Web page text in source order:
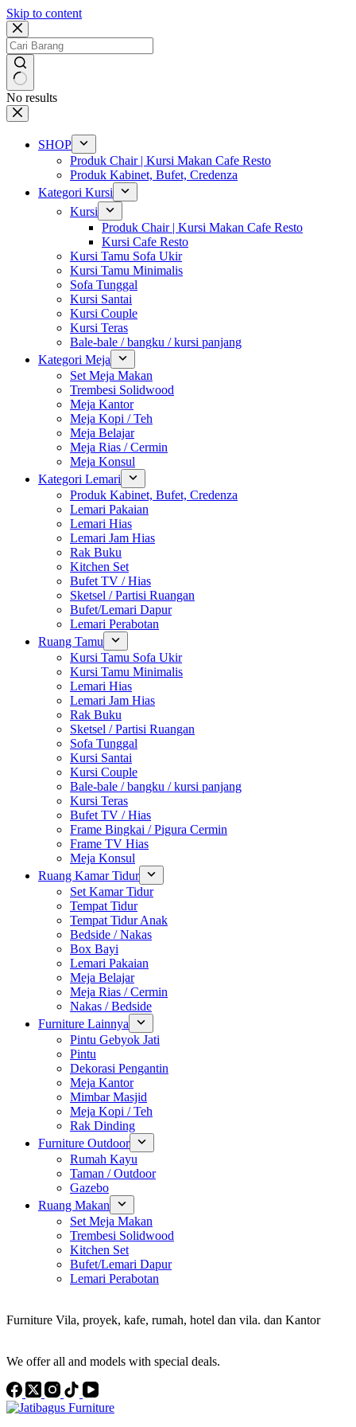
Skip to content
No results
SHOP
Produk Chair | Kursi Makan Cafe Resto
Produk Kabinet, Bufet, Credenza
Kategori Kursi
Kursi
Produk Chair | Kursi Makan Cafe Resto
Kursi Cafe Resto
Kursi Tamu Sofa Ukir
Kursi Tamu Minimalis
Sofa Tunggal
Kursi Santai
Kursi Couple
Kursi Teras
Bale-bale / bangku / kursi panjang
Kategori Meja
Set Meja Makan
Trembesi Solidwood
Meja Kantor
Meja Kopi / Teh
Meja Belajar
Meja Rias / Cermin
Meja Konsul
Kategori Lemari
Produk Kabinet, Bufet, Credenza
Lemari Pakaian
Lemari Hias
Lemari Jam Hias
Rak Buku
Kitchen Set
Bufet TV / Hias
Sketsel / Partisi Ruangan
Bufet/Lemari Dapur
Lemari Perabotan
Ruang Tamu
Kursi Tamu Sofa Ukir
Kursi Tamu Minimalis
Lemari Hias
Lemari Jam Hias
Rak Buku
Sketsel / Partisi Ruangan
Sofa Tunggal
Kursi Santai
Kursi Couple
Bale-bale / bangku / kursi panjang
Kursi Teras
Bufet TV / Hias
Frame Bingkai / Pigura Cermin
Frame TV Hias
Meja Konsul
Ruang Kamar Tidur
Set Kamar Tidur
Tempat Tidur
Tempat Tidur Anak
Bedside / Nakas
Box Bayi
Lemari Pakaian
Meja Belajar
Meja Rias / Cermin
Nakas / Bedside
Furniture Lainnya
Pintu Gebyok Jati
Pintu
Dekorasi Pengantin
Meja Kantor
Mimbar Masjid
Meja Kopi / Teh
Rak Dinding
Furniture Outdoor
Rumah Kayu
Taman / Outdoor
Gazebo
Ruang Makan
Set Meja Makan
Trembesi Solidwood
Kitchen Set
Bufet/Lemari Dapur
Lemari Perabotan
Furniture Vila, proyek, kafe, rumah, hotel dan vila. dan Kantor
We offer all and models with special deals.